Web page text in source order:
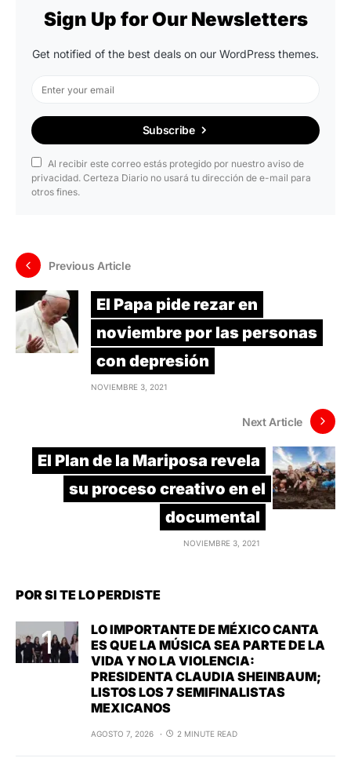
Sign Up for Our Newsletters
Get notified of the best deals on our WordPress themes.
Subscribe
Al recibir este correo estás protegido por nuestro aviso de
privacidad. Certeza Diario no usará tu dirección de e-mail para
otros fines.
Previous Article
El Papa pide rezar en
noviembre por las personas
con depresión
NOVIEMBRE 3, 2021
Next Article
El Plan de la Mariposa revela
su proceso creativo en el
documental
NOVIEMBRE 3, 2021
POR SI TE LO PERDISTE
LO IMPORTANTE DE MÉXICO CANTA
ES QUE LA MÚSICA SEA PARTE DE LA
VIDA Y NO LA VIOLENCIA:
PRESIDENTA CLAUDIA SHEINBAUM;
LISTOS LOS 7 SEMIFINALISTAS
MEXICANOS
AGOSTO 7, 2026 2 MINUTE READ